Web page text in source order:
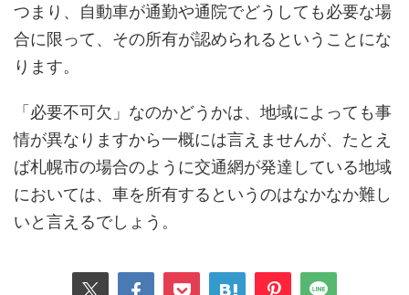
つまり、自動車が通勤や通院でどうしても必要な場
合に限って、その所有が認められるということにな
ります。
「必要不可欠」なのかどうかは、地域によっても事
情が異なりますから一概には言えませんが、たとえ
ば札幌市の場合のように交通網が発達している地域
においては、車を所有するというのはなかなか難し
いと言えるでしょう。